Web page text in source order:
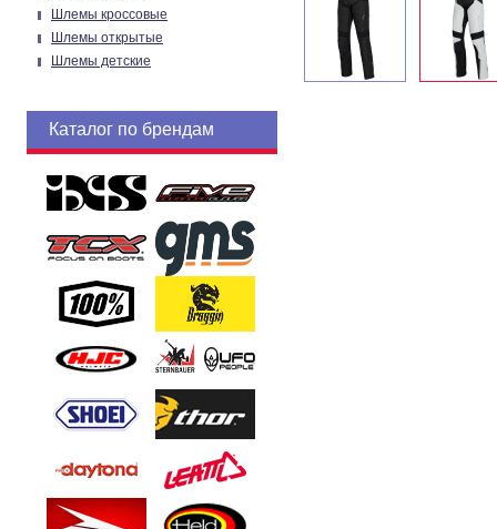
Шлемы кроссовые
Шлемы открытые
Шлемы детские
Каталог по брендам